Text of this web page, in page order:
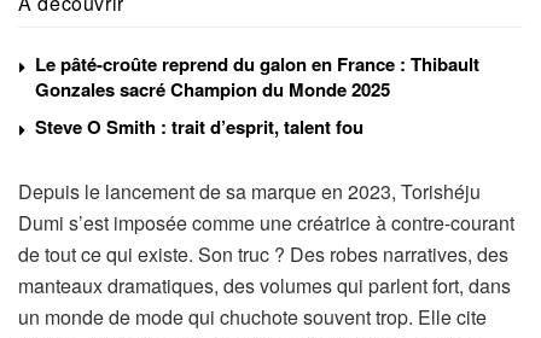
Le pâté-croûte reprend du galon en France : Thibault
Gonzales sacré Champion du Monde 2025
Steve O Smith : trait d’esprit, talent fou
Depuis le lancement de sa marque en 2023, Torishéju
Dumi s’est imposée comme une créatrice à contre-courant
de tout ce qui existe. Son truc ? Des robes narratives, des
manteaux dramatiques, des volumes qui parlent fort, dans
un monde de mode qui chuchote souvent trop. Elle cite